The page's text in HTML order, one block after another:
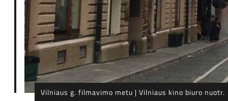
Vilniaus g. filmavimo metu | Vilniaus kino biuro nuotr.